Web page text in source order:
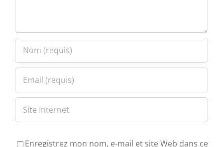
Enregistrez mon nom, e-mail et site Web dans ce